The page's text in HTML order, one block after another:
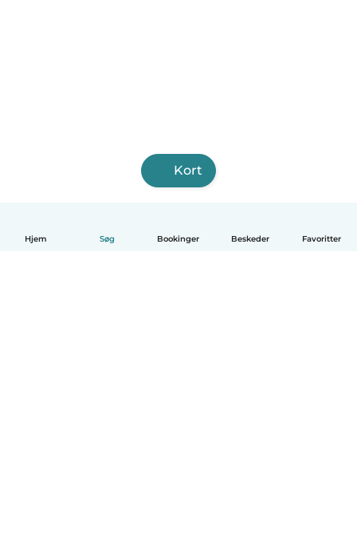
Hjem Søg Bookinger Beskeder Favoritter
Kort